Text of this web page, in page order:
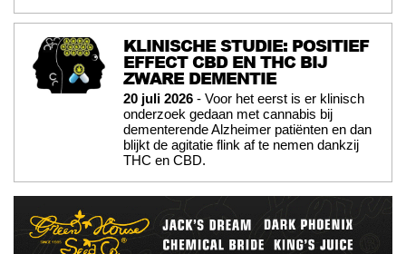
KLINISCHE STUDIE: POSITIEF
EFFECT CBD EN THC BIJ
ZWARE DEMENTIE
20 juli 2026 - Voor het eerst is er klinisch
onderzoek gedaan met cannabis bij
dementerende Alzheimer patiënten en dan
blijkt de agitatie flink af te nemen dankzij
THC en CBD.